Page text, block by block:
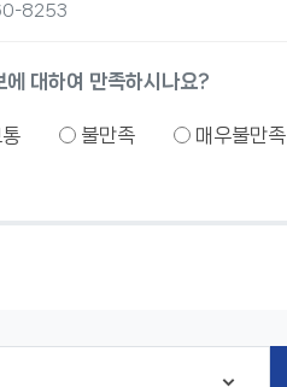
8253
에 대하여 만족하시나요?
불만족 매우불만족